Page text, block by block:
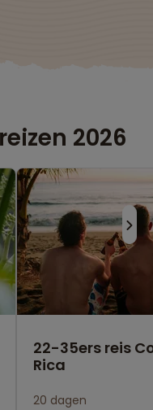
2026
22-35ers reis
Rica
20 dagen